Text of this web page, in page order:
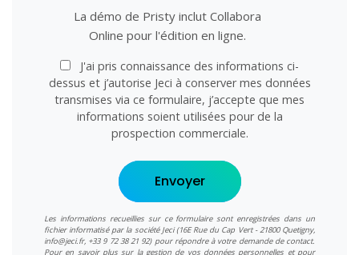
La démo de Pristy inclut Collabora
Online pour l'édition en ligne.
J'ai pris connaissance des informations ci-
dessus et j’autorise Jeci à conserver mes données
transmises via ce formulaire, j’accepte que mes
informations soient utilisées pour de la
prospection commerciale.
Envoyer
Les informations recueillies sur ce formulaire sont enregistrées dans un
fichier informatisé par la société Jeci (16E Rue du Cap Vert - 21800 Quetigny,
info@jeci.fr, +33 9 72 38 21 92) pour répondre à votre demande de contact.
Pour en savoir plus sur la gestion de vos données personnelles et pour